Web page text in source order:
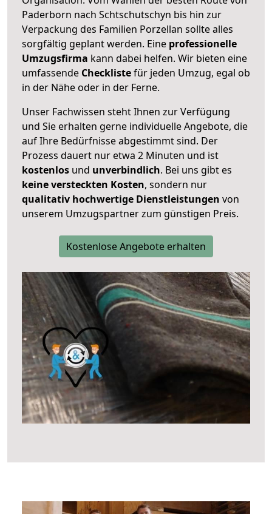
Paderborn nach Schtschutschyn bis hin zur
Verpackung des Familien Porzellan sollte alles
sorgfältig geplant werden. Eine professionelle
Umzugsfirma kann dabei helfen. Wir bieten eine
umfassende Checklistefür jeden Umzug, egal ob
in der Nähe oder in der Ferne.
Unser Fachwissen steht Ihnen zur Verfügung
und Sie erhalten gerne individuelle Angebote, die
auf Ihre Bedürfnisse abgestimmt sind. Der
Prozess dauert nur etwa 2 Minuten und ist
kostenlos und unverbindlich. Bei uns gibt es
keine versteckten Kosten, sondern nur
qualitativ hochwertige Dienstleistungen von
unserem Umzugspartner zum günstigen Preis.
Kostenlose Angebote erhalten